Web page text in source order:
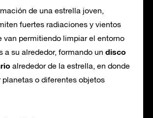
de una estrella joven,
fuertes radiaciones y vientos
van permitiendo limpiar el entorno
a su alrededor, formando un disco
alrededor de la estrella, en donde
planetas o diferentes objetos